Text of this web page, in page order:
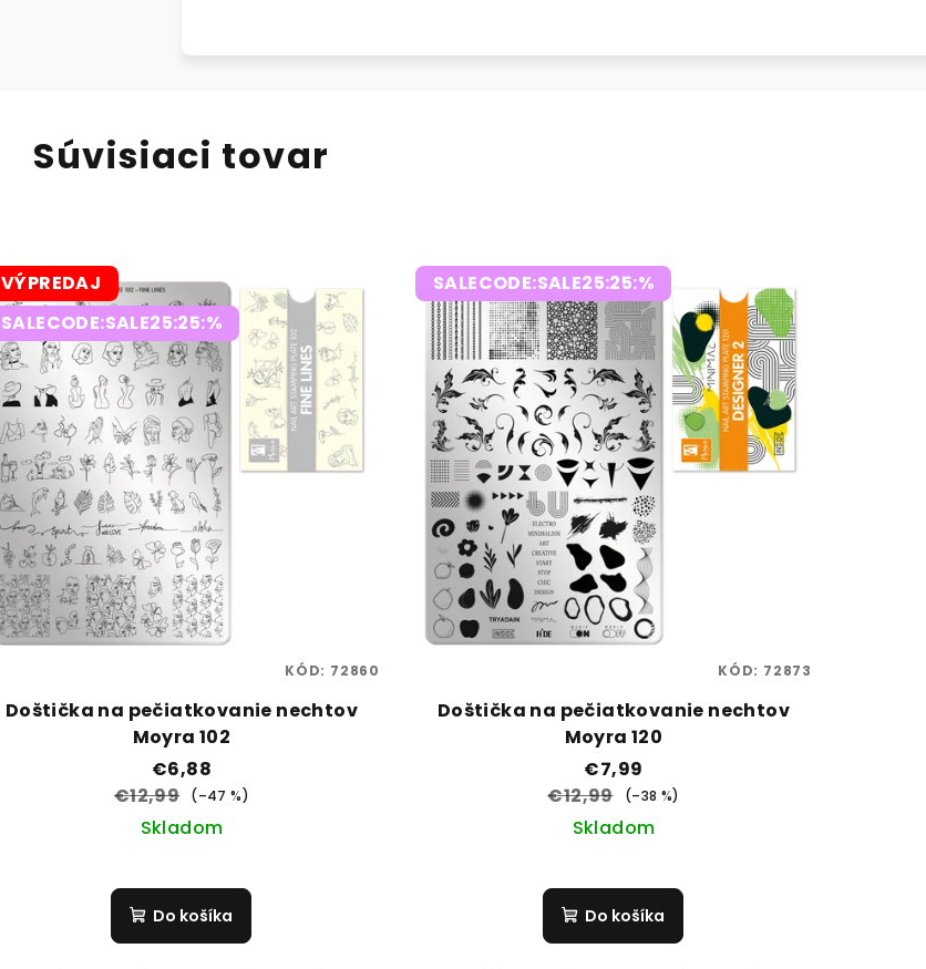
Súvisiaci tovar
VÝPREDAJ
SALECODE:SALE25:25:%
Doštička na pečiatkovanie nechtov
Moyra 102
€6,88
€12,99
(–47 %)
Skladom
Do košíka
KÓD: 72860
SALECODE:SALE25:25:%
Doštička na pečiatkovanie nechtov
Moyra 120
€7,99
€12,99
(–38 %)
Skladom
Do košíka
KÓD: 72873